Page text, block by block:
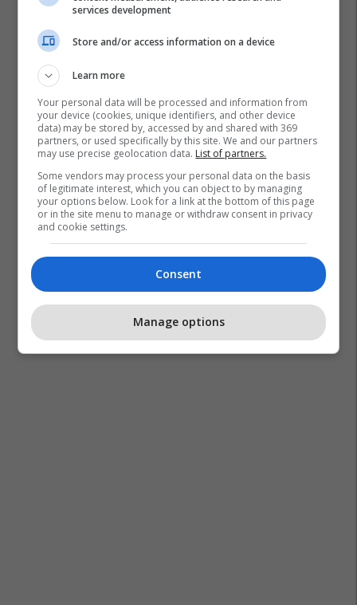
Barcelona La Liga Ligue 1 Psg
Neymar
Javier Mascherano
services development
Store and/or access information on a device
Learn more
Your personal data will be processed and information from
your device (cookies, unique identifiers, and other device
data) may be stored by, accessed by and shared with 369
partners, or used specifically by this site. We and our partners
may use precise geolocation data. List of partners.
Some vendors may process your personal data on the basis
of legitimate interest, which you can object to by managing
your options below. Look for a link at the bottom of this page
or in the site menu to manage or withdraw consent in privacy
and cookie settings.
Consent
Manage options